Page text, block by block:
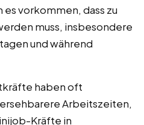
vorkommen, dass zu
muss, insbesondere
und während
haben oft
Arbeitszeiten,
Kräfte in